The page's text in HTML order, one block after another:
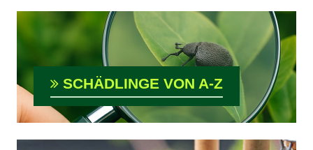
SCHÄDLINGE VON A-Z